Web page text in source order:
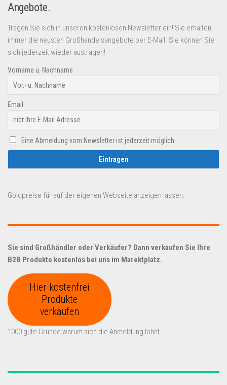
Angebote.
Tragen Sie sich in unseren kostenlosen Newsletter ein! Sie erhalten
immer die neusten Großhandelsangebote per E-Mail. Sie können Sie
sich jederzeit wieder austragen!
Vorname u. Nachname
Email
Eine Abmeldung vom Newsletter ist jederzeit möglich.
Goldpreise für auf der eigenen Webseite anzeigen lassen.
Sie sind Großhändler oder Verkäufer? Dann verkaufen Sie Ihre
B2B Produkte kostenlos bei uns im Marektplatz.
Hier kostenfrei
Produkte
verkaufen
1000 gute Gründe warum sich die Anmeldung lohnt.